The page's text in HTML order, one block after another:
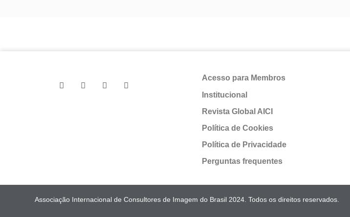
Acesso para Membros
Institucional
Revista Global AICI
Política de Cookies
Política de Privacidade
Perguntas frequentes
Associação Internacional de Consultores de Imagem do Brasil 2024. Todos os direitos reservados.